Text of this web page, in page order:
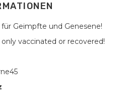
für Geimpfte und Genesene!
vaccinated or recovered!